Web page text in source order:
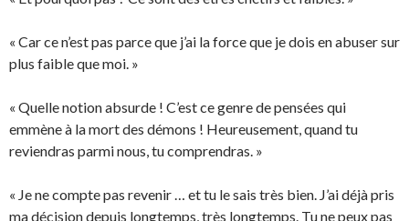
« Car ce n’est pas parce que j’ai la force que je dois en abuser sur
plus faible que moi. »
« Quelle notion absurde ! C’est ce genre de pensées qui
emmène à la mort des démons ! Heureusement, quand tu
reviendras parmi nous, tu comprendras. »
« Je ne compte pas revenir … et tu le sais très bien. J’ai déjà pris
ma décision depuis longtemps, très longtemps. Tu ne peux pas